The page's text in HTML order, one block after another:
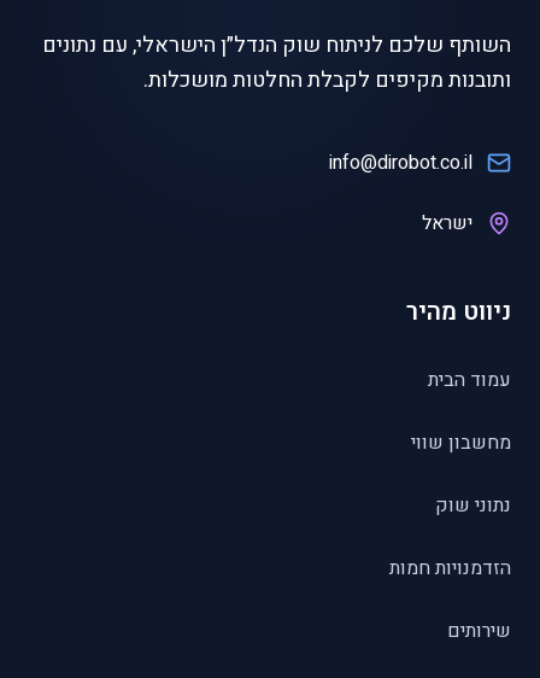
השותף שלכם לניתוח שוק הנדל״ן הישראלי, עם נתונים
ותובנות מקיפים לקבלת החלטות מושכלות.
info@dirobot.co.il
ישראל
ניווט מהיר
עמוד הבית
מחשבון שווי
נתוני שוק
הזדמנויות חמות
שירותים